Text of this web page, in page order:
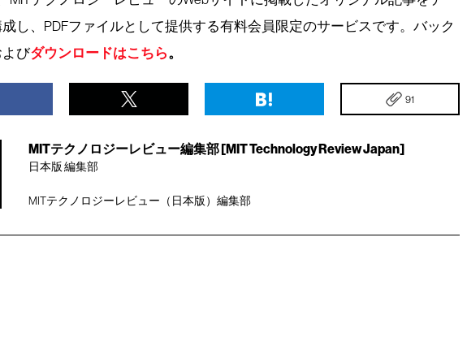
し、PDFファイルとして提供する有料会員限定のサービスです。バック
びダウンロードはこちら。
91
MITテクノロジーレビュー編集部 [MIT Technology Review Japan]
日本版 編集部
MITテクノロジーレビュー（日本版）編集部